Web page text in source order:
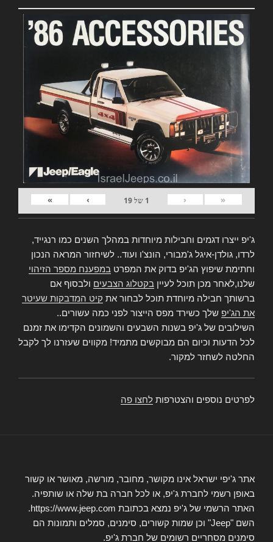
«
‹
1 של19
›
»
ג'יפ ייצרו דגמים וחבילות מיוחדות במהלך השנים כמו רנגייד,
לרדו, גולדן-איגל ג'מבורי, הונצ'ו ועוד.. לשיחזור המראה הנכון
וחתימת שיפוץ הג'יפ בדוק את המפרט במפענח מספר הזיהוי
שלנו,לאחר מכן תוכל לעיין בקטלוג הצבעים ולבסוף אם
ברשותך חבילה מיוחדת תוכל לבחור את קיט המדבקות שעיטר
את הג'יפ שלך כשירד מפס הייצור לפני כמה עשורים..
השילובים של ג'יפ בשנות השבעים והשמונים הקדימו את זמנם
לכל הדעות וכיום הם מבוקשים מתמיד! מקווים שעזרנו לך לקבל
החלטה לשחזר למקור.
לפרטים נוספים והצטרפות לחצו פה
אתר ג'יפי ישראל אינו מקושר, מחובר, מורשה, מאושר או קשור
באופן רשמי לחברת ג'יפ, או לכל חברה בת שלה או שותפיה.
האתר הרשמי של ג'יפ נמצא בכתובת https://www.jeep.com.
השם "Jeep" וכן שמות קשורים, סימנים, סמלים ותמונות הם
סימנים מסחריים רשומים של חברת ג'יפ.